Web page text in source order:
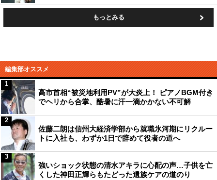
もっとみる
編集部オススメ
高市首相“被災地利用PV”が大炎上！ ピアノBGM付き
でヘリから合掌、酷暑に汗一滴かかない不可解
1
佐藤二朗は信州大経済学部から就職氷河期にリクルー
トに入社も、わずか1日で辞めて役者の道へ
2
強いショック状態の清水アキラに心配の声…子供を亡
くした神田正輝らもたどった遺族ケアの道のり
3